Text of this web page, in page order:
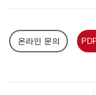
온라인 문의